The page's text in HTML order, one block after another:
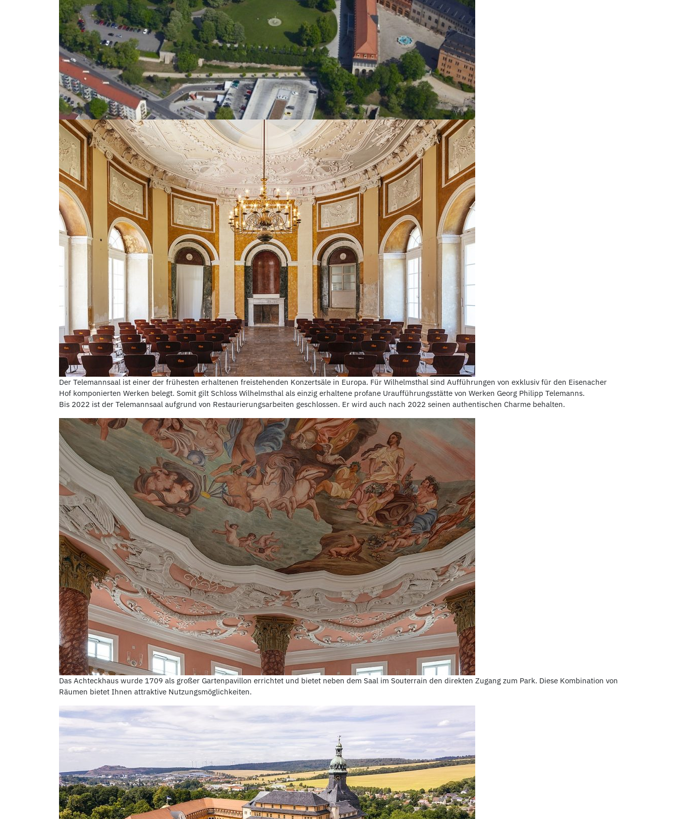
Der Telemannsaal ist einer der frühesten erhaltenen freistehenden Konzertsäle in Europa. Für Wilhelmsthal sind Aufführungen von exklusiv für den Eisenacher
Hof komponierten Werken belegt. Somit gilt Schloss Wilhelmsthal als einzig erhaltene profane Uraufführungsstätte von Werken Georg Philipp Telemanns.
Bis 2022 ist der Telemannsaal aufgrund von Restaurierungsarbeiten geschlossen. Er wird auch nach 2022 seinen authentischen Charme behalten.
Das Achteckhaus wurde 1709 als großer Gartenpavillon errichtet und bietet neben dem Saal im Souterrain den direkten Zugang zum Park. Diese Kombination von
Räumen bietet Ihnen attraktive Nutzungsmöglichkeiten.